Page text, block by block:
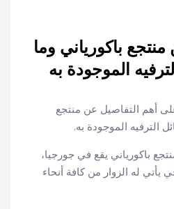
باكورياني وما
الموجودة به
أهم التفاصيل عن منتجع
الترفيه الموجودة به.
باكورياني يقع في جورجيا،
له الزوار من كافة أنحاء